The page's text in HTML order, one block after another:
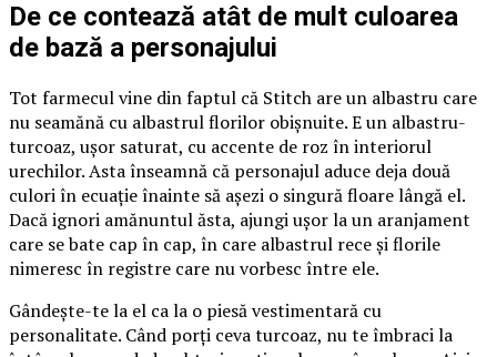
De ce contează atât de mult culoarea
de bază a personajului
Tot farmecul vine din faptul că Stitch are un albastru care
nu seamănă cu albastrul florilor obișnuite. E un albastru-
turcoaz, ușor saturat, cu accente de roz în interiorul
urechilor. Asta înseamnă că personajul aduce deja două
culori în ecuație înainte să așezi o singură floare lângă el.
Dacă ignori amănuntul ăsta, ajungi ușor la un aranjament
care se bate cap în cap, în care albastrul rece și florile
nimeresc în registre care nu vorbesc între ele.
Gândește-te la el ca la o piesă vestimentară cu
personalitate. Când porți ceva turcoaz, nu te îmbraci la